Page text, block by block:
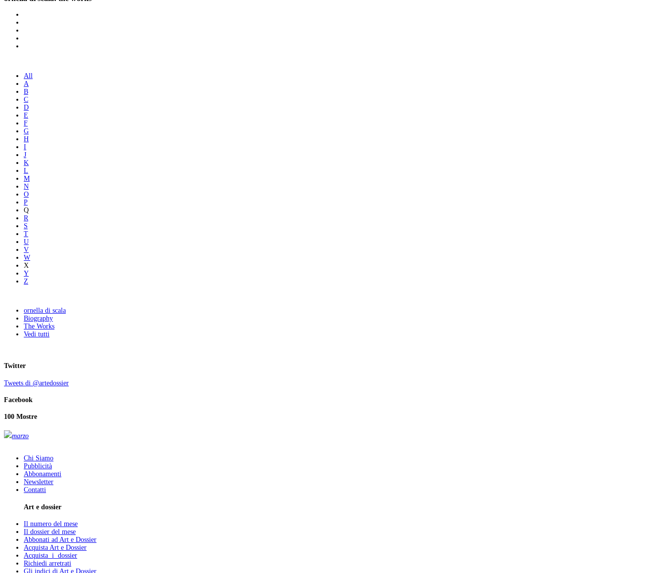
All
A
B
C
D
E
F
G
H
I
J
K
L
M
N
O
P
Q
R
S
T
U
V
W
X
Y
Z
ornella di scala
Biography
The Works
Vedi tutti
Twitter
Tweets di @artedossier
Facebook
100 Mostre
marzo
Chi Siamo
Pubblicità
Abbonamenti
Newsletter
Contatti
Art e dossier
Il numero del mese
Il dossier del mese
Abbonati ad Art e Dossier
Acquista Art e Dossier
Acquista i dossier
Richiedi arretrati
Gli indici di Art e Dossier